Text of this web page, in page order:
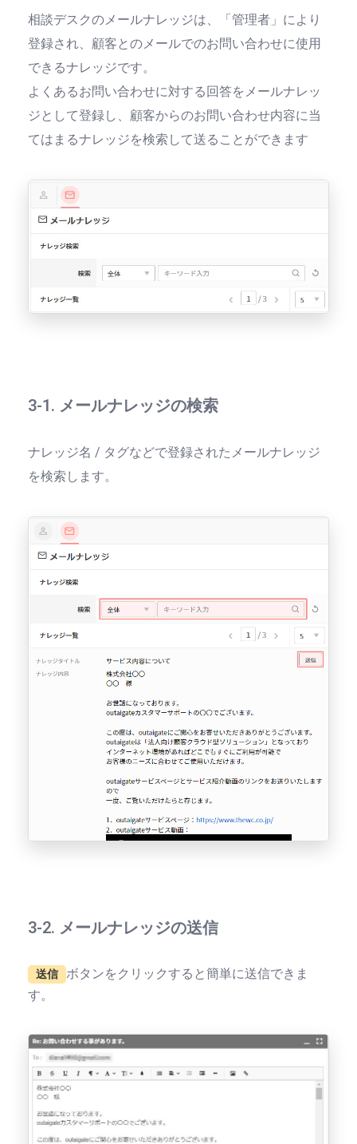
相談デスクのメールナレッジは、「管理者」により
登録され、顧客とのメールでのお問い合わせに使用
できるナレッジです。
よくあるお問い合わせに対する回答をメールナレッ
ジとして登録し、顧客からのお問い合わせ内容に当
てはまるナレッジを検索して送ることができます
3-1. メールナレッジの検索
ナレッジ名 / タグなどで登録されたメールナレッジ
を検索します。
3-2. メールナレッジの送信
送信
ボタンをクリックすると簡単に送信できま
す。